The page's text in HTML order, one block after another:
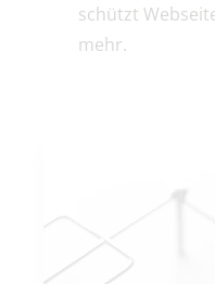
schützt
mehr.